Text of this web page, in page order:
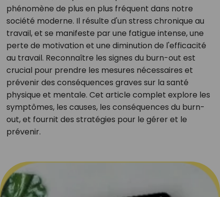
phénomène de plus en plus fréquent dans notre
société moderne. Il résulte d'un stress chronique au
travail, et se manifeste par une fatigue intense, une
perte de motivation et une diminution de l'efficacité
au travail. Reconnaître les signes du burn-out est
crucial pour prendre les mesures nécessaires et
prévenir des conséquences graves sur la santé
physique et mentale. Cet article complet explore les
symptômes, les causes, les conséquences du burn-
out, et fournit des stratégies pour le gérer et le
prévenir.